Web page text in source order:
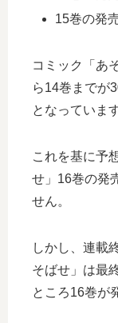
15巻の発
コミック「あ
ら14巻までが
となっています
これを基に予
せ」16巻の発
せん。
しかし、連載
そばせ」は最
ところ16巻が